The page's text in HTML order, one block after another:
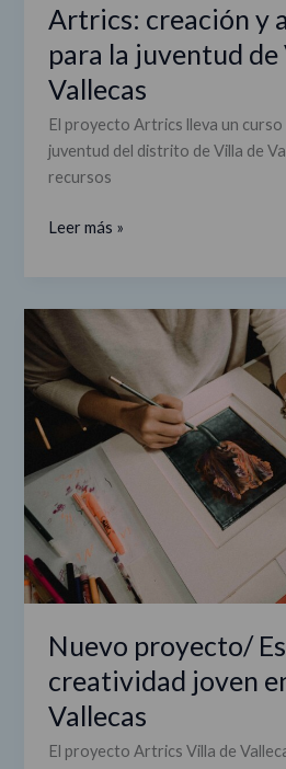
Artrics: creación y
para la juventud de
Vallecas
El proyecto Artrics lleva un
juventud del distrito de Villa de
recursos
Leer más »
Nuevo proyecto/
creatividad joven
Vallecas
El proyecto Artrics Villa de
Nuevo
proyecto/
Espacio
para
creatividad
joven
en
Villa
de
Vallecas